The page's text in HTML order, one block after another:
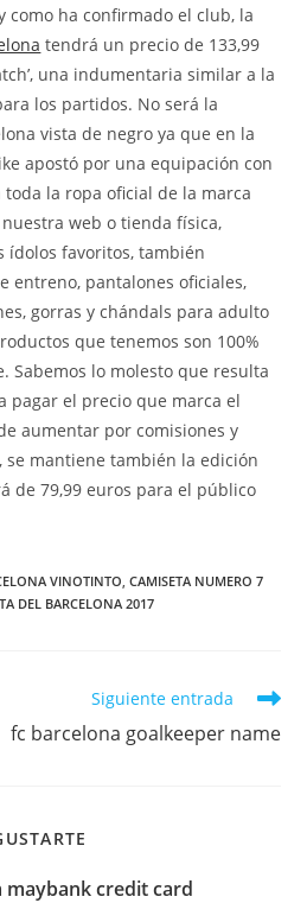
como ha confirmado el club, la
tendrá un precio de 133,99
una indumentaria similar a la
los partidos. No será la
vista de negro ya que en la
apostó por una equipación con
la ropa oficial de la marca
web o tienda física,
ídolos favoritos, también
entreno, pantalones oficiales,
gorras y chándals para adulto
que tenemos son 100%
Sabemos lo molesto que resulta
pagar el precio que marca el
aumentar por comisiones y
se mantiene también la edición
de 79,99 euros para el público
VINOTINTO, CAMISETA NUMERO 7
DEL BARCELONA 2017
Siguiente entrada
fc barcelona goalkeeper name
maybank credit card